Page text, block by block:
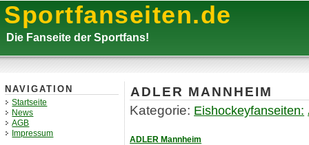
Sportfanseiten.de
Die Fanseite der Sportfans!
NAVIGATION
Startseite
News
AGB
Impressum
ADLER MANNHEIM
Kategorie: Eishockeyfanseiten:
ADLER Mannheim